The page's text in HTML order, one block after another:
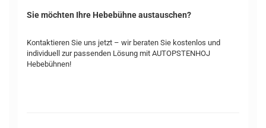
Sie möchten Ihre Hebebühne austauschen?
Kontaktieren Sie uns jetzt – wir beraten Sie kostenlos und
individuell zur passenden Lösung mit AUTOPSTENHOJ
Hebebühnen!